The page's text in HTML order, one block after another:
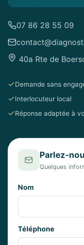
07 86 28 55 09
40a Rte de
Demande sans
Interlocuteur local
Réponse adaptée à
Parlez-
Quelques
Nom
Téléphone